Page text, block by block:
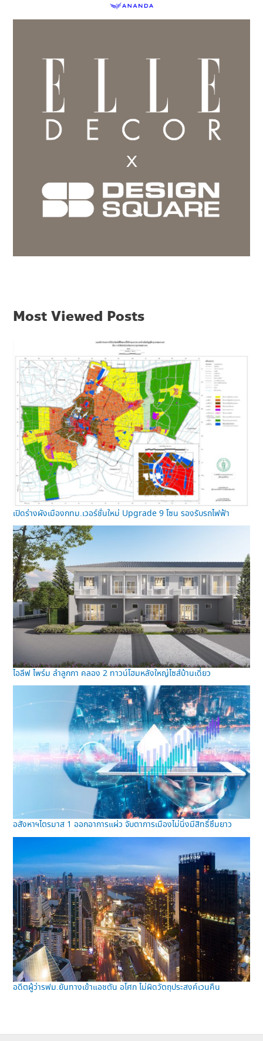
Most Viewed Posts
เปิดร่างผังเมืองกทม.เวอร์ชั่นใหม่ Upgrade 9 โซน รองรับรถไฟฟ้า
ไอลีฟ ไพร์ม ลำลูกกา คลอง 2 ทาวน์โฮมหลังใหญ่ไซส์บ้านเดี่ยว
อสังหาฯไตรมาส 1 ออกอาการแผ่ว จับตาการเมืองไม่นิ่งมีสิทธิ์ซึมยาว
อดีตผู้ว่ารฟม.ยันทางเข้าแอชตัน อโศก ไม่ผิดวัตถุประสงค์เวนคืน